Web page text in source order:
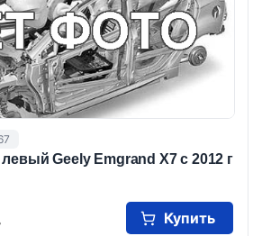
Geely Emgrand X7 с 2012 г
Купить